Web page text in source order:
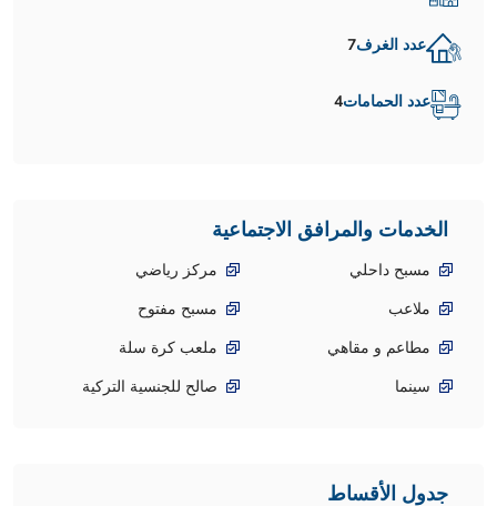
عدد الغرف7
عدد الحمامات4
الخدمات والمرافق الاجتماعية
مسبح داحلي
مركز رياضي
ملاعب
مسبح مفتوح
مطاعم و مقاهي
ملعب كرة سلة
سينما
صالح للجنسية التركية
جدول الأقساط